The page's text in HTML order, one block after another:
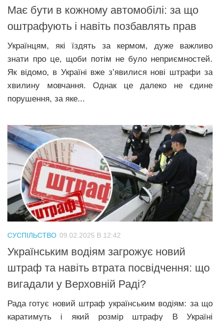
Має бути в кожному автомобілі: за що
оштрафують і навіть позбавлять прав
Українцям, які їздять за кермом, дуже важливо
знати про це, щоби потім не було неприємностей.
Як відомо, в Україні вже з’явилися нові штрафи за
хвилину мовчання. Однак це далеко не єдине
порушення, за яке...
СУСПІЛЬСТВО 09.02.2025 В 12:42
Українським водіям загрожує новий
штраф та навіть втрата посвідчення: що
вигадали у Верховній Раді?
Рада готує новий штраф українським водіям: за що
каратимуть і який розмір штрафу В Україні